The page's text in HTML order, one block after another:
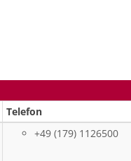
Telefon
+49 (179) 1126500